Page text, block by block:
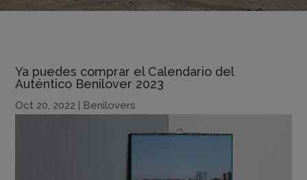
Ya puedes comprar el Calendario del
Auténtico Benilover 2023
Oct 20, 2022 | Benilovers